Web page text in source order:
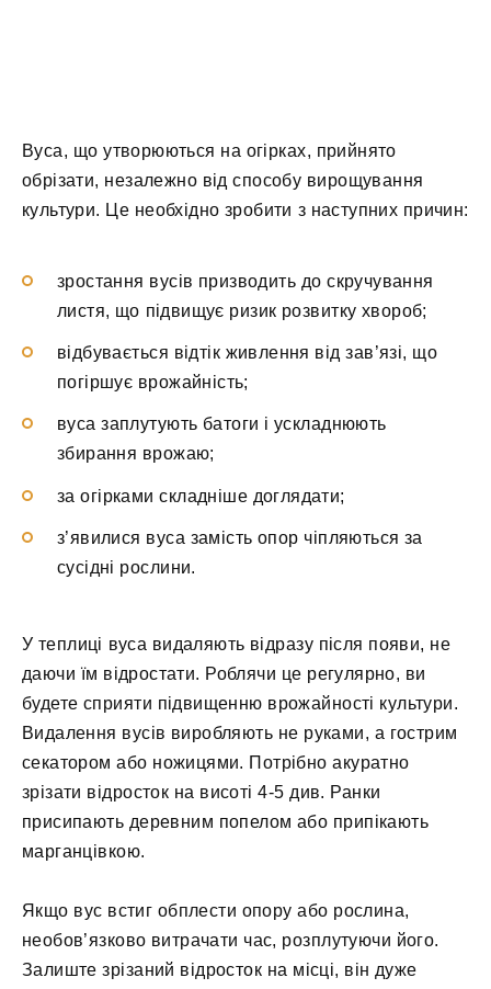
Вуса, що утворюються на огірках, прийнято
обрізати, незалежно від способу вирощування
культури. Це необхідно зробити з наступних причин:
зростання вусів призводить до скручування
листя, що підвищує ризик розвитку хвороб;
відбувається відтік живлення від зав’язі, що
погіршує врожайність;
вуса заплутують батоги і ускладнюють
збирання врожаю;
за огірками складніше доглядати;
з’явилися вуса замість опор чіпляються за
сусідні рослини.
У теплиці вуса видаляють відразу після появи, не
даючи їм відростати. Роблячи це регулярно, ви
будете сприяти підвищенню врожайності культури.
Видалення вусів виробляють не руками, а гострим
секатором або ножицями. Потрібно акуратно
зрізати відросток на висоті 4-5 див. Ранки
присипають деревним попелом або припікають
марганцівкою.
Якщо вус встиг обплести опору або рослина,
необов’язково витрачати час, розплутуючи його.
Залиште зрізаний відросток на місці, він дуже